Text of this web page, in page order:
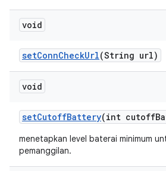
void
setConnCheckUrl(String url)
void
setCutoffBattery(int cutoff
menetapkan level baterai minimum
pemanggilan.